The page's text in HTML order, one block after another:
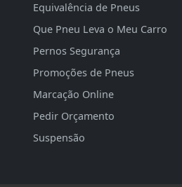
Equivalência de Pneus
Que Pneu Leva o Meu Carro
Pernos Segurança
Promoções de Pneus
Marcação Online
Pedir Orçamento
Suspensão